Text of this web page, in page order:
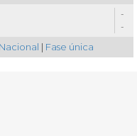
-
-
| Fase única